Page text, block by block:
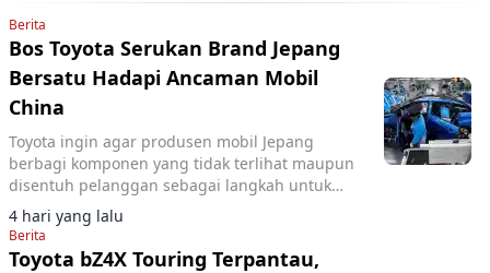
Berita
Bos Toyota Serukan Brand Jepang
Bersatu Hadapi Ancaman Mobil
China
Toyota ingin agar produsen mobil Jepang
berbagi komponen yang tidak terlihat maupun
disentuh pelanggan sebagai langkah untuk
memangkas biaya dan menghadapi
meningkatnya persaingan.
4 hari yang lalu
Berita
Toyota bZ4X Touring Terpantau,